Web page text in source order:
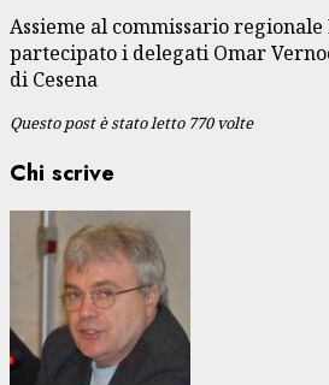
Assieme al commissario
partecipato i delegati Omar
di Cesena
Questo post è stato letto 770 volte
Chi scrive